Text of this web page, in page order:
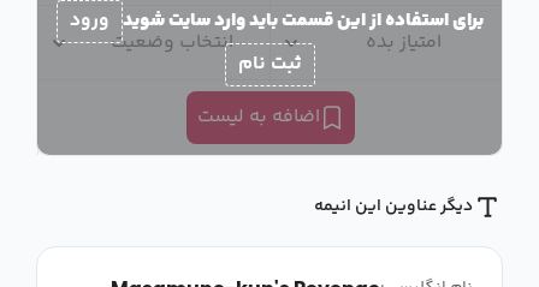
امتیاز بده انتخاب وضعیت
اضافه به لیست
برای استفاده از این قسمت باید وارد سایت شوید ورود
ثبت نام
دیگر عناوین این انیمه